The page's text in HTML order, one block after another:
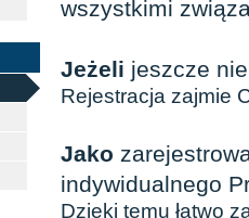
wszystkimi
Jeżeli jeszcze
Rejestracja zajmie
Jako
indywidualnego
Dzięki temu łatwo